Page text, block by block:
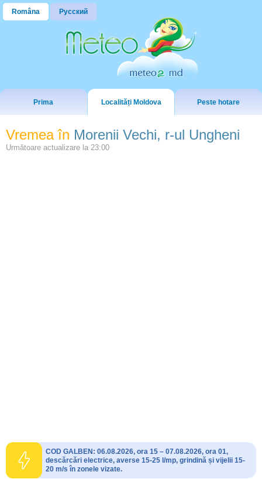
Româna Русский
Prima Localități Moldova Peste hotare
Vremea în Morenii Vechi, r-ul Ungheni
Următoare actualizare la 23:00
COD GALBEN: 06.08.2026, ora 15 – 07.08.2026, ora 01,
descărcări electrice, averse 15-25 l/mp, grindină și vijelii 15-
20 m/s în zonele vizate.